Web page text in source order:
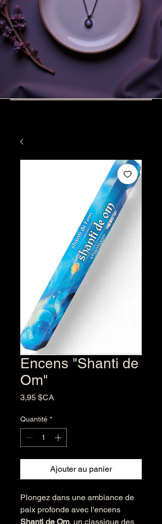
Encens "Shanti de
Om"
3,95 $CA
Quantité *
Ajouter au panier
Plongez dans une ambiance de
paix profonde avec l'encens
Shanti de Om, un classique des